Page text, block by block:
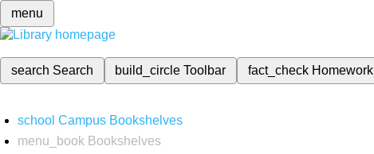
menu
search Search build_circleToolbar fact_check Homework
school Campus Bookshelves
menu_book Bookshelves